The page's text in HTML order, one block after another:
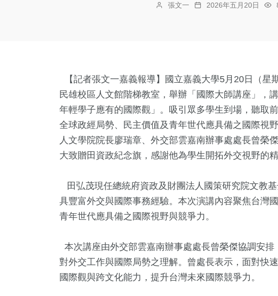
張文一 2026年五月20日
【記者張文一嘉義報導】國立嘉義大學5月20日（星
民雄校區人文館階梯教室，舉辦「國際大師講座」，
年輕學子應有的國際觀」。吸引眾多學生到場，聽取
全球政經局勢、民主價值及青年世代應具備之國際視
人文學院院長廖瑞章、外交部雲嘉南辦事處處長曾榮
大致贈田資政紀念旗，感謝他為學生開拓外交視野的精
田弘茂現任總統府資政及財團法人國策研究院文教
具豐富外交與國際事務經驗。本次演講內容聚焦台灣
青年世代應具備之國際視野與競爭力。
本次講座由外交部雲嘉南辦事處處長曾榮傑協調安
對外交工作與國際局勢之理解。曾處長表示，面對快
國際觀與跨文化能力，提升台灣未來國際競爭力。